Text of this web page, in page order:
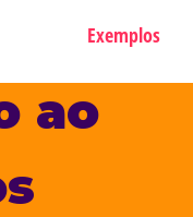
Exemplos
ao